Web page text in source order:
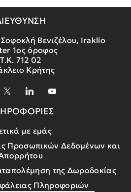
Βενιζέλου, Iraklio
1ος όροφος
Τ.Κ. 712 02
Κρήτης
με εμάς
Προσωπικών Δεδομένων και
της Δωροδοκίας
Πληροφοριών